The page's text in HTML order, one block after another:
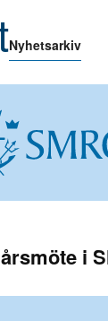
Nyhetsarkiv
i